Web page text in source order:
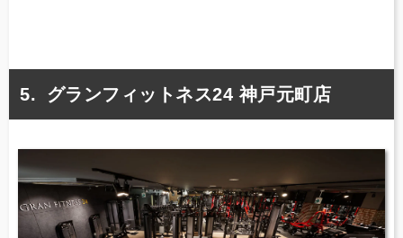
グランフィットネス24 神戸元町店